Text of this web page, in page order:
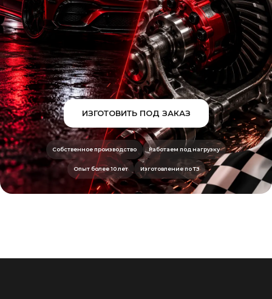
ИЗГОТОВИТЬ ПОД ЗАКАЗ
Собственное производство Работаем под нагрузку
Опыт более 10 лет Изготовление по ТЗ